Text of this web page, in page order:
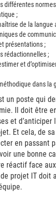
différentes
;
de la langue
de
présentations ;
rédactionnelles ;
et
dans la
un poste qui
Il doit être
et
Et cela, de
en passant
une bonne
réactif face
projet IT doit